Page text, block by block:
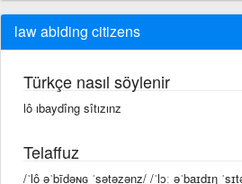
law abiding citizens
Türkçe nasıl söylenir
lô ıbaydîng sîtızınz
Telaffuz
/ˈlô əˈbīdəɴɢ ˈsətəzənz/ /ˈlɔː əˈbaɪdɪŋ